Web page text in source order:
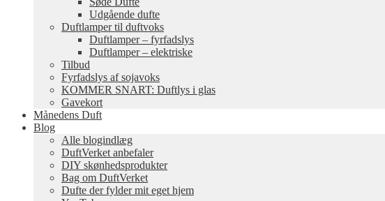
Udgående dufte
Duftlamper til duftvoks
Duftlamper – fyrfadslys
Duftlamper – elektriske
Tilbud
Fyrfadslys af sojavoks
KOMMER SNART: Duftlys i glas
Gavekort
Månedens Duft
Blog
Alle blogindlæg
DuftVerket anbefaler
DIY skønhedsprodukter
Bag om DuftVerket
Dufte der fylder mit eget hjem